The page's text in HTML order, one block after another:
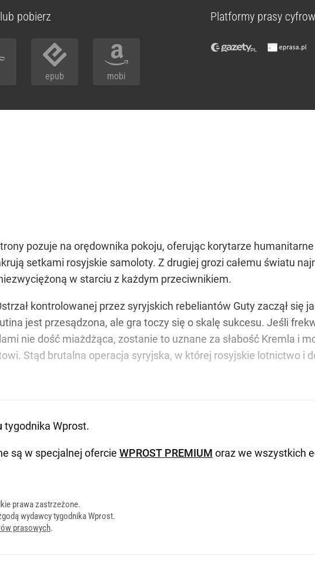
pobierz
epub mobi
Platformy prasy
pozuje na orędownika pokoju, oferując korytarze
setkami rosyjskie samoloty. Z drugiej grozi całemu światu
w starciu z każdym przeciwnikiem.
kontrolowanej przez syryjskich rebeliantów Guty zaczął się
jest przesądzona, ale gra toczy się o skalę sukcesu. Jeśli
nie dość miażdżąca, zostanie to uznane za słabość Kremla i
Stąd brutalna operacja syryjska, w której rosyjskie lotnictwo i
tygodnika Wprost.
są w specjalnej ofercie WPROST PREMIUM oraz we wszystkich
prawa zastrzeżone.
wydawcy tygodnika Wprost.
prasowych.